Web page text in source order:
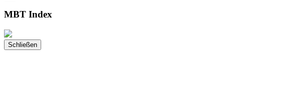
MBT Index
Schließen